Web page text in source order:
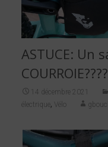
ASTUCE: Un
COURROIE????
14 décembre 2021
électrique , Vélo